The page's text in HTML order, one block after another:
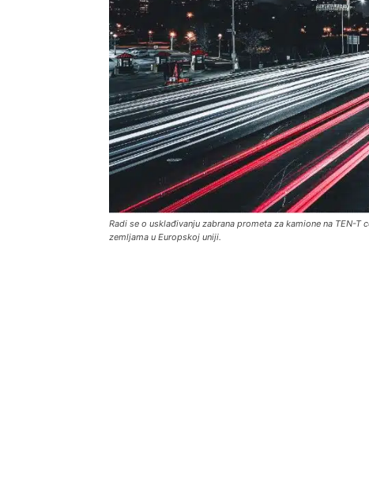
Radi se o usklađivanju zabrana prometa za kamione na TEN-
zemljama u Europskoj uniji.